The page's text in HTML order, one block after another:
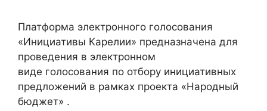
Платформа электронного голосования
«Инициативы Карелии» предназначена для
проведения в электронном
виде голосования по отбору инициативных
предложений в рамках проекта «Народный
бюджет» .